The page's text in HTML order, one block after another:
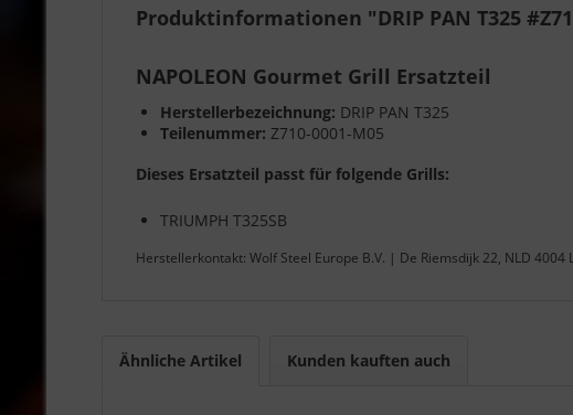
Produktinformationen "DRIP PAN T325
NAPOLEON Gourmet Grill Ersatzteil
Herstellerbezeichnung: DRIP PAN T325
Teilenummer: Z710-0001-M05
Dieses Ersatzteil passt für folgende Grills:
TRIUMPH T325SB
Herstellerkontakt: Wolf Steel Europe B.V. | De Riemsdijk 22, NLD
Ähnliche Artikel Kunden kauften auch